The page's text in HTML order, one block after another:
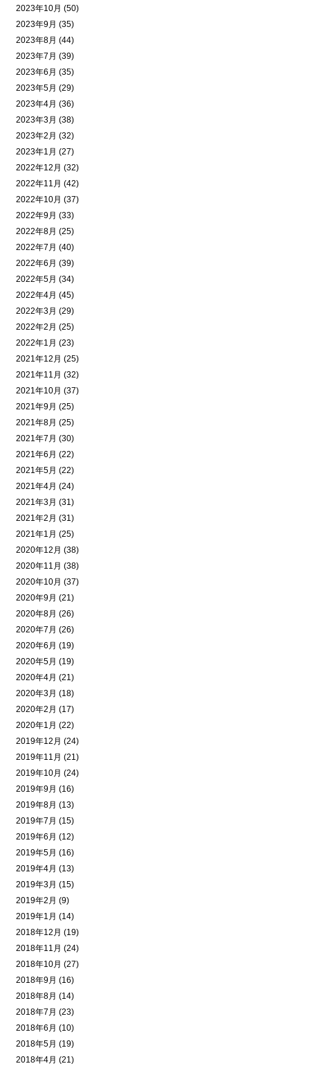
2023年10月 (50)
2023年9月 (35)
2023年8月 (44)
2023年7月 (39)
2023年6月 (35)
2023年5月 (29)
2023年4月 (36)
2023年3月 (38)
2023年2月 (32)
2023年1月 (27)
2022年12月 (32)
2022年11月 (42)
2022年10月 (37)
2022年9月 (33)
2022年8月 (25)
2022年7月 (40)
2022年6月 (39)
2022年5月 (34)
2022年4月 (45)
2022年3月 (29)
2022年2月 (25)
2022年1月 (23)
2021年12月 (25)
2021年11月 (32)
2021年10月 (37)
2021年9月 (25)
2021年8月 (25)
2021年7月 (30)
2021年6月 (22)
2021年5月 (22)
2021年4月 (24)
2021年3月 (31)
2021年2月 (31)
2021年1月 (25)
2020年12月 (38)
2020年11月 (38)
2020年10月 (37)
2020年9月 (21)
2020年8月 (26)
2020年7月 (26)
2020年6月 (19)
2020年5月 (19)
2020年4月 (21)
2020年3月 (18)
2020年2月 (17)
2020年1月 (22)
2019年12月 (24)
2019年11月 (21)
2019年10月 (24)
2019年9月 (16)
2019年8月 (13)
2019年7月 (15)
2019年6月 (12)
2019年5月 (16)
2019年4月 (13)
2019年3月 (15)
2019年2月 (9)
2019年1月 (14)
2018年12月 (19)
2018年11月 (24)
2018年10月 (27)
2018年9月 (16)
2018年8月 (14)
2018年7月 (23)
2018年6月 (10)
2018年5月 (19)
2018年4月 (21)